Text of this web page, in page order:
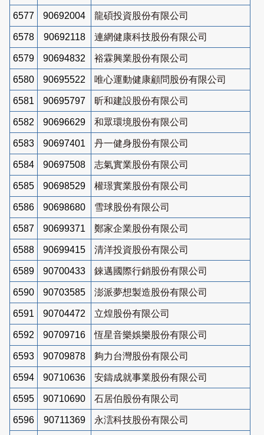
6577 90692004 龍碩投資股份有限公司
6578 90692118 連網健康科技股份有限公司
6579 90694832 裕霖興業股份有限公司
6580 90695522 唯心運動健康顧問股份有限公司
6581 90695797 昕和建設股份有限公司
6582 90696629 和眾環境股份有限公司
6583 90697401 丹一健身股份有限公司
6584 90697508 志氣實業股份有限公司
6585 90698529 權璟實業股份有限公司
6586 90698680 雪球股份有限公司
6587 90699371 鄭家企業股份有限公司
6588 90699415 清洋投資股份有限公司
6589 90700433 錸邁國際行銷股份有限公司
6590 90703585 澎派夢想製造股份有限公司
6591 90704472 立煌股份有限公司
6592 90709716 恆星音樂娛樂股份有限公司
6593 90709878 夠力台灣股份有限公司
6594 90710636 安鑄成就事業股份有限公司
6595 90710690 石居伯股份有限公司
6596 90711369 永澐科技股份有限公司